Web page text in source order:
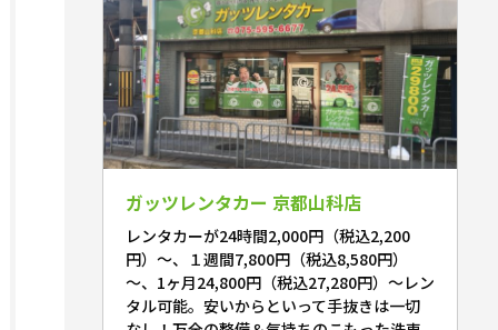
ガッツレンタカー 京都山科店
レンタカーが24時間2,000円（税込2,200
円）～、１週間7,800円（税込8,580円）
～、1ヶ月24,800円（税込27,280円）～レン
タル可能。安いからといって手抜きは一切